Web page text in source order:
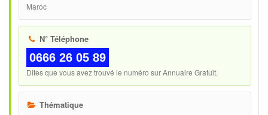
Maroc
N° Téléphone
0666 26 05 89
Dites que vous avez trouvé le numéro sur Annuaire Gratuit.
Thématique